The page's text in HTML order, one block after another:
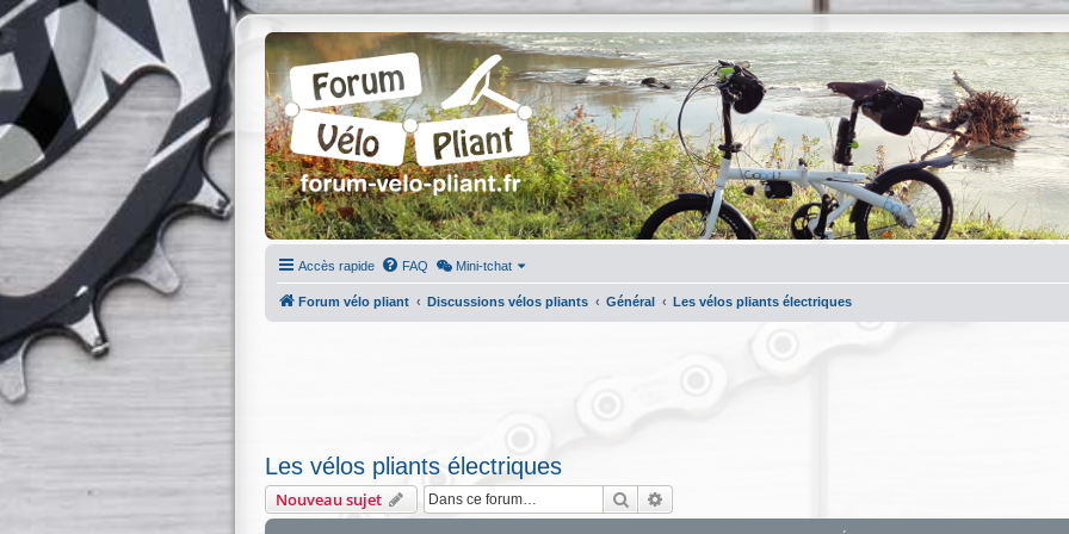
Accès rapide FAQ Mini-tchat
Forum vélo pliant Discussions vélos pliants Général Les vélos pliants électriques
Les vélos pliants électriques
Nouveau sujet Rechercher